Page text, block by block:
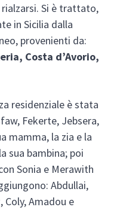
Si è trattato,
in Sicilia dalla
provenienti da:
Costa d’Avorio,
residenziale è stata
Fekerte, Jebsera,
mamma, la zia e la
sua bambina; poi
Sonia e Merawith
Abdullai,
Coly, Amadou e